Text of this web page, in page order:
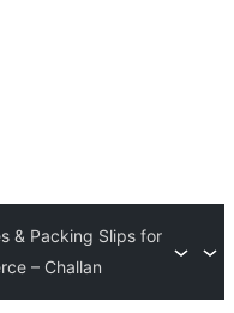
& Packing Slips for
– Challan